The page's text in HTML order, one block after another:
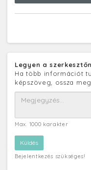
Legyen a
Ha több információt
képszöveg, ossza
Max. 1000 karakter
Bejelentkezés szükséges!